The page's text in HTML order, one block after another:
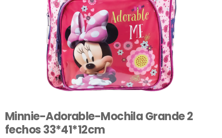
Minnie-Adorable-Mochila Grande 2
fechos 33*41*12cm